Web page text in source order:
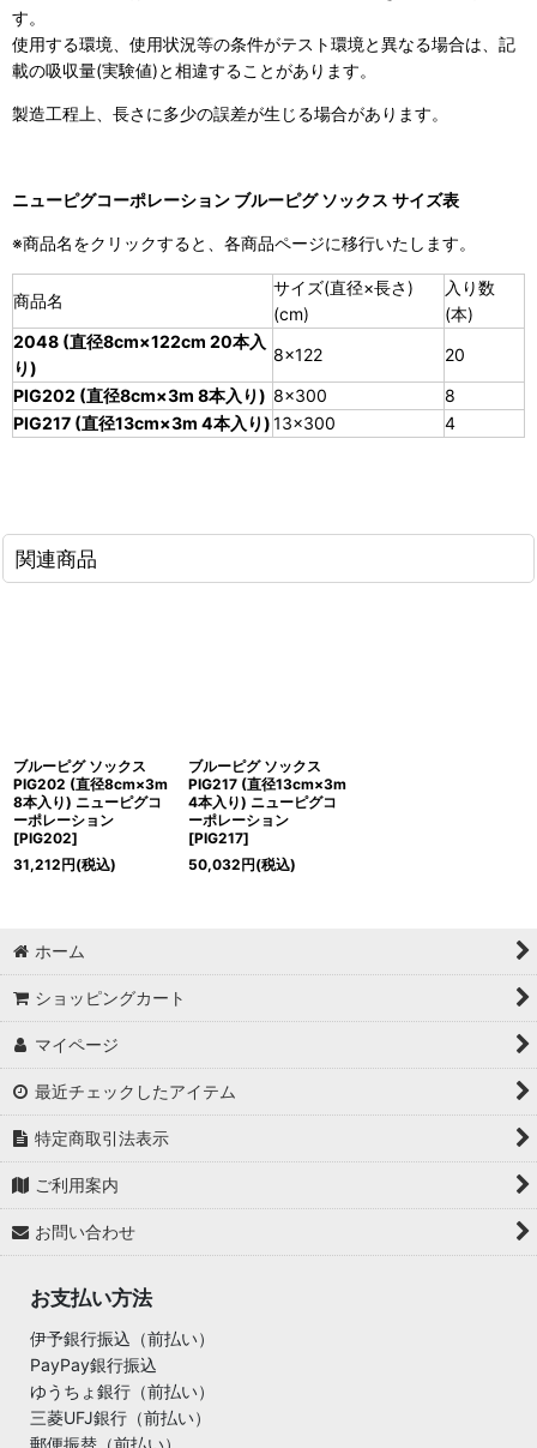
す。
使用する環境、使用状況等の条件がテスト環境と異なる場合は、記
載の吸収量(実験値)と相違することがあります。
製造工程上、長さに多少の誤差が生じる場合があります。
ニューピグコーポレーション ブルーピグ ソックス サイズ表
※商品名をクリックすると、各商品ページに移行いたします。
商品名
サイズ(直径×長さ)
(cm)
入り数
(本)
2048 (直径8cm×122cm 20本入
り)
8×122
20
PIG202 (直径8cm×3m 8本入り) 8×300
8
PIG217 (直径13cm×3m 4本入り)13×300 4
関連商品
ブルーピグ ソックス
PIG202 (直径8cm×3m
8本入り) ニューピグコ
ーポレーション
[PIG202]
31,212円(税込)
ブルーピグ ソックス
PIG217 (直径13cm×3m
4本入り) ニューピグコ
ーポレーション
[PIG217]
50,032円(税込)
ホーム
ショッピングカート
マイページ
最近チェックしたアイテム
特定商取引法表示
ご利用案内
お問い合わせ
お支払い方法
伊予銀行振込（前払い）
PayPay銀行振込
ゆうちょ銀行（前払い）
三菱UFJ銀行（前払い）
郵便振替（前払い）